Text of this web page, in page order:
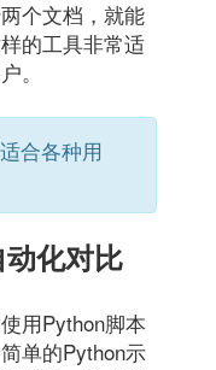
个文档，就能
的工具非常适
。
合各种用
化对比
用Python脚本
单的Python示